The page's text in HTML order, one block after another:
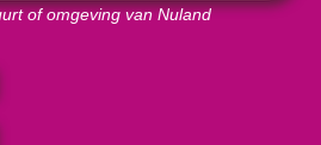
of omgeving van Nuland